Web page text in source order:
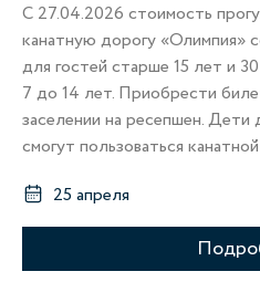
С 27.04.2026 стоимость
канатную дорогу «Олимпия»
для гостей старше 15 лет и
7 до 14 лет. Приобрести
заселении на ресепшен.
смогут пользоваться
25 апреля